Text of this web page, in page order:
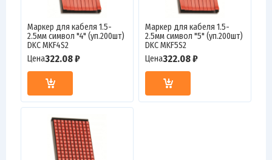
Маркер для кабеля 1.5-
2.5мм символ "4" (уп.200шт)
DKC MKF4S2
Цена322.08 ₽
Маркер для кабеля 1.5-
2.5мм символ "5" (уп.200шт)
DKC MKF5S2
Цена322.08 ₽